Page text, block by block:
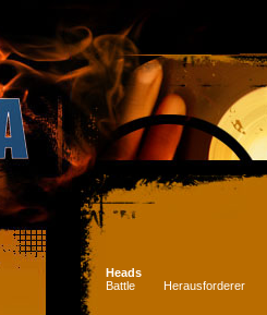
Heads
Battle
Herausforderer